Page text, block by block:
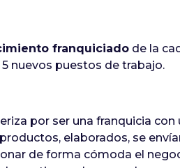
franquiciado de la
nuevos puestos de trabajo.
por ser una franquicia con
elaborados, se
de forma cómoda el